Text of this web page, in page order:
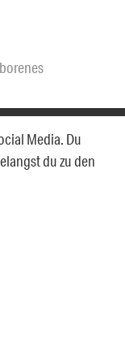
Media. Du
du zu den